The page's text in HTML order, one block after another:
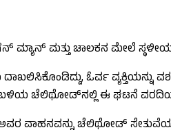
ಮ್ಯಾನ್‌ ಮತ್ತು ಚಾಲಕನ ಮೇಲೆ
ಓರ್ವ ವ್ಯಕ್ತಿಯನ್ನು
ಬಳಿಯ ಚೆಲಿಥೋಡ್​ನಲ್ಲಿ ಈ ಘಟನೆ
ವಾಹನವನ್ನು ಚೆಲಿಥೋಡ್